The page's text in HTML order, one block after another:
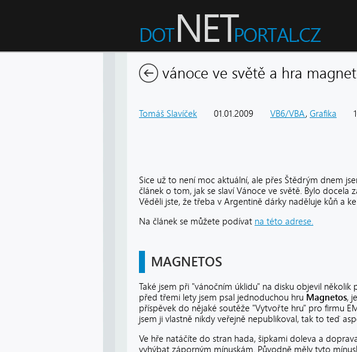
vánoce ve světě a hra
Tomáš Slavíček 01.01.2009 VB6/VBA, Grafika
Sice už to není moc aktuální, ale přes Štědrým dnem
článek o tom, jak se slaví Vánoce ve světě. Bylo
Věděli jste, že třeba v Argentině dárky naděluje kůň a
Na článek se můžete podívat na této adrese.
MAGNETOS
Také jsem při "vánočním úklidu" na disku objevil
před třemi lety jsem psal jednoduchou hru Magnetos,
příspěvek do nějaké soutěže "Vytvořte hru" pro firmu
jsem ji vlastně nikdy veřejně nepublikoval, tak to teď
Ve hře natáčíte do stran hada, šipkami doleva a
vyhýbat záporným mínuskám. Původně měly tyto